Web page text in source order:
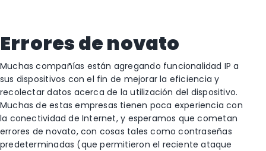
Errores de novato
Muchas compañías están agregando funcionalidad IP a
sus dispositivos con el fin de mejorar la eficiencia y
recolectar datos acerca de la utilización del dispositivo.
Muchas de estas empresas tienen poca experiencia con
la conectividad de Internet, y esperamos que cometan
errores de novato, con cosas tales como contraseñas
predeterminadas (que permitieron el reciente ataque